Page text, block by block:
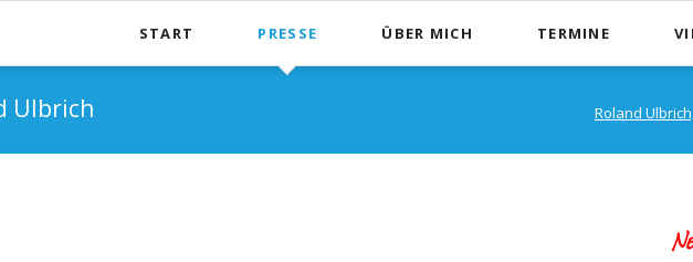
START PRESSE ÜBER MICH TERMINE
Ulbrich Roland